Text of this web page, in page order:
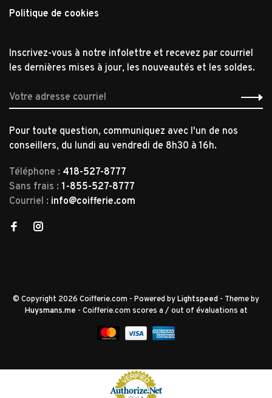
Politique de cookies
Inscrivez-vous à notre infolettre et recevez par courriel
les dernières mises à jour, les nouveautés et les soldes.
Pour toute question, communiquez avec l'un de nos
conseillers, du lundi au vendredi de 8h30 à 16h.
Téléphone : 418-527-8777
Sans frais : 1-855-527-8777
Courriel : info@coifferie.com
© Copyright 2026 Coifferie.com - Powered byLightspeed - Theme by
Huysmans.me - Coifferie.com scores a / out of évaluations at